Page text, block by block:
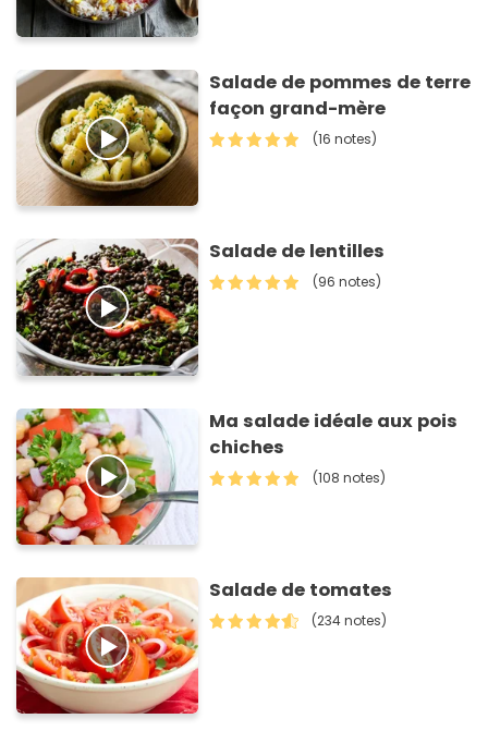
Salade de pommes de terre
façon grand-mère
(16 notes)
Salade de lentilles
(96 notes)
Ma salade idéale aux pois
chiches
(108 notes)
Salade de tomates
(234 notes)